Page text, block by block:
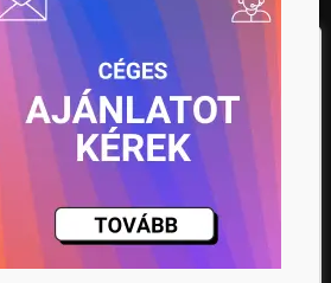
élmény fokozására,
vagy tartalmak megjelenítésére,
A "Mindent elfogad" gombra
cookie-k használatához.
Rendben
Nyomda Érd nyomtatás
Szitanyomda Budapesten